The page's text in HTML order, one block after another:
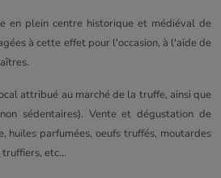
en plein centre historique et médiéval de
à cette effet pour l'occasion, à l'aide de
attribué au marché de la truffe, ainsi que
sédentaires). Vente et dégustation de
huiles parfumées, oeufs truffés, moutardes
etc...